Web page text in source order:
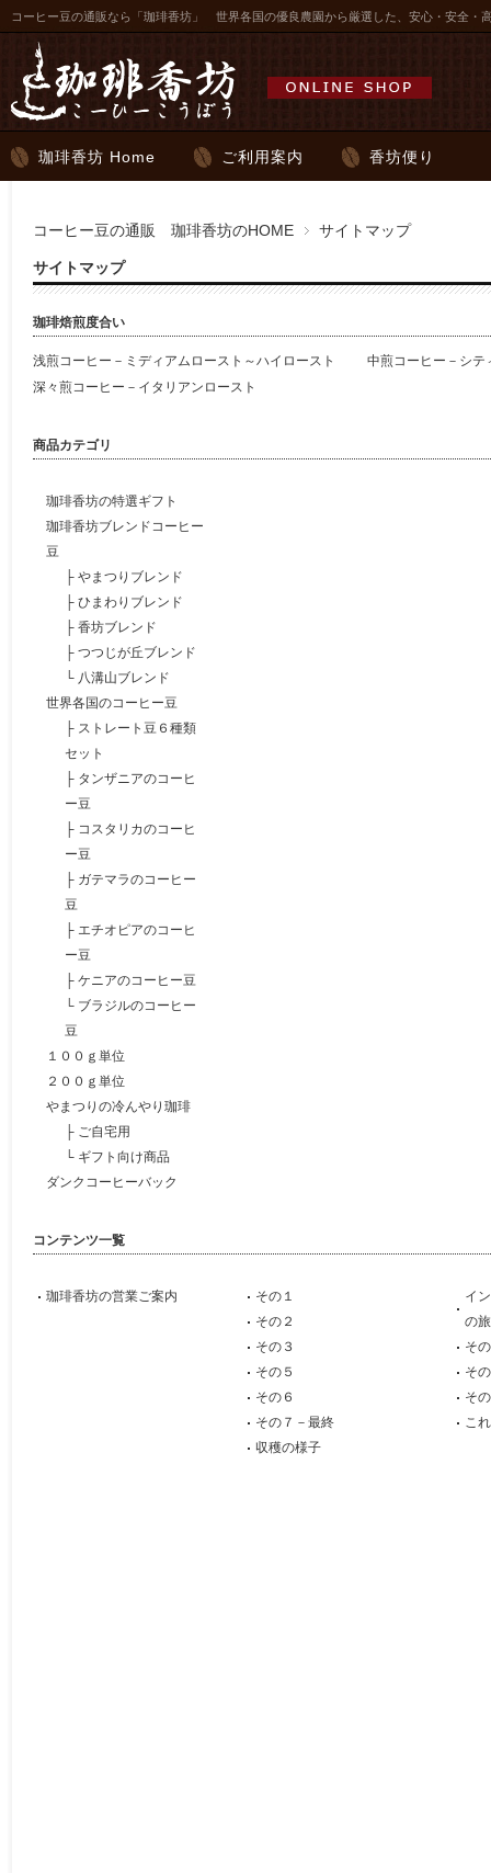
コーヒー豆の通販なら「珈琲香坊」 世界各国の優良農園から厳選した、安心・安全・
珈琲香坊 Home ご利用案内 香坊便り
コーヒー豆の通販 珈琲香坊のHOME サイトマップ
サイトマップ
珈琲焙煎度合い
浅煎コーヒー－ミディアムロースト～ハイロースト
中煎コーヒー－シテ
深々煎コーヒー－イタリアンロースト
商品カテゴリ
珈琲香坊の特選ギフト
珈琲香坊ブレンドコーヒー
豆
├ やまつりブレンド
├ ひまわりブレンド
├ 香坊ブレンド
├ つつじが丘ブレンド
└ 八溝山ブレンド
世界各国のコーヒー豆
├ ストレート豆６種類
セット
├ タンザニアのコーヒ
ー豆
├ コスタリカのコーヒ
ー豆
├ ガテマラのコーヒー
豆
├ エチオピアのコーヒ
ー豆
├ ケニアのコーヒー豆
└ ブラジルのコーヒー
豆
１００ｇ単位
２００ｇ単位
やまつりの冷んやり珈琲
├ ご自宅用
└ ギフト向け商品
ダンクコーヒーバック
コンテンツ一覧
珈琲香坊の営業ご案内
その１
その２
その３
その５
その６
その７－最終
収穫の様子
イ
の旅
そ
そ
そ
こ